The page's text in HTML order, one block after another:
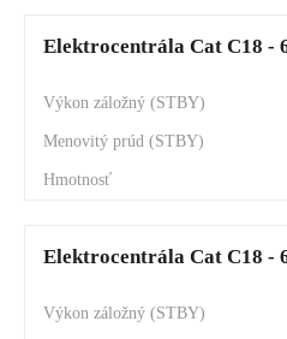
Elektrocentrála Cat C18 -
Elektrocentrála Cat C18 -